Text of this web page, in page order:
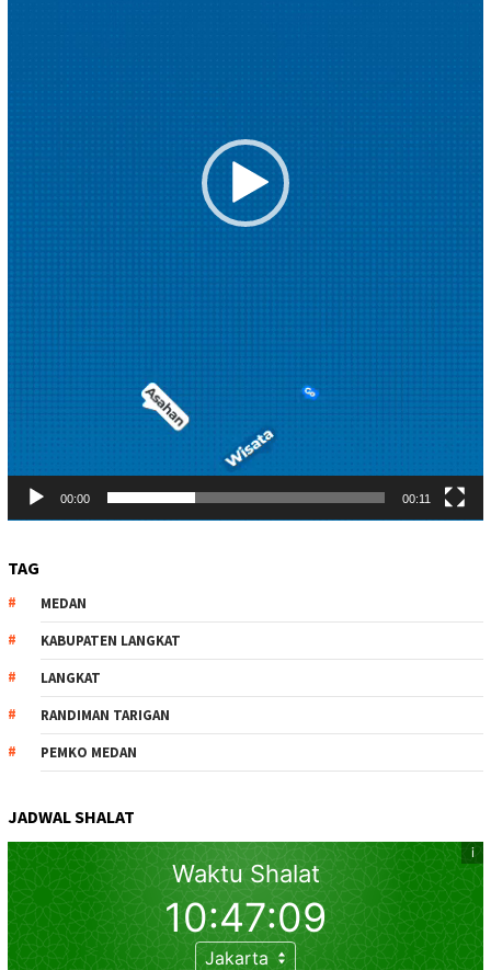
00:00 00:11
TAG
MEDAN
KABUPATEN LANGKAT
LANGKAT
RANDIMAN TARIGAN
PEMKO MEDAN
JADWAL SHALAT